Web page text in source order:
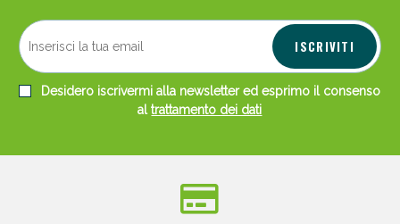
ISCRIVITI
Desidero iscrivermi alla newsletter ed esprimo il consenso
altrattamento dei dati